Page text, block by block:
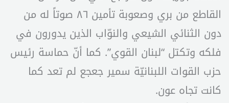
القاطع من بري وصعوبة تأمين ٨٦ صوتاً له من
دون الثنائي الشيعي والنوّاب الذين يدورون في
فلكه وتكتل “لبنان القوي”. كما أنّ حماسة رئيس
حزب القوات اللبنانيّة سمير جعجع لم تعد كما
كانت تجاه عون.